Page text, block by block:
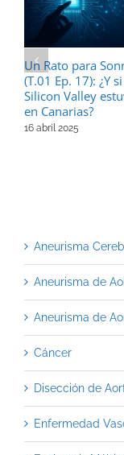
Un Rato para
(T.01 Ep. 17): ¿Y
Silicon Valley
en Canarias?
16 abril 2025
Aneurisma
Aneurisma de
Aneurisma de
Cáncer
Disección de
Enfermedad